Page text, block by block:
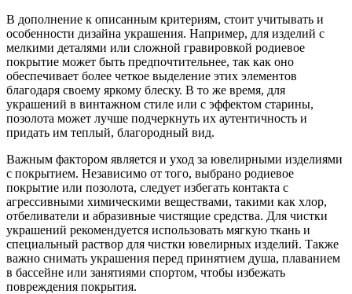
В дополнение к описанным критериям, стоит учитывать и
особенности дизайна украшения. Например, для изделий с
мелкими деталями или сложной гравировкой родиевое
покрытие может быть предпочтительнее, так как оно
обеспечивает более четкое выделение этих элементов
благодаря своему яркому блеску. В то же время, для
украшений в винтажном стиле или с эффектом старины,
позолота может лучше подчеркнуть их аутентичность и
придать им теплый, благородный вид.
Важным фактором является и уход за ювелирными изделиями
с покрытием. Независимо от того, выбрано родиевое
покрытие или позолота, следует избегать контакта с
агрессивными химическими веществами, такими как хлор,
отбеливатели и абразивные чистящие средства. Для чистки
украшений рекомендуется использовать мягкую ткань и
специальный раствор для чистки ювелирных изделий. Также
важно снимать украшения перед принятием душа, плаванием
в бассейне или занятиями спортом, чтобы избежать
повреждения покрытия.